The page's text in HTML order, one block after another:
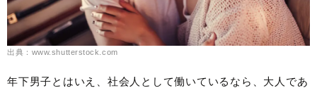
出典：www.shutterstock.com
年下男子とはいえ、社会人として働いているなら、大人であ